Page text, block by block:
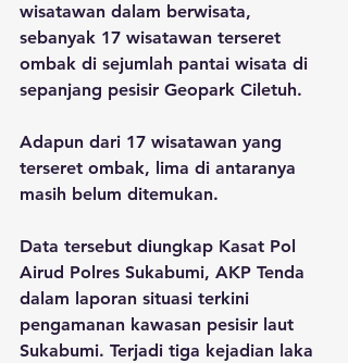
wisatawan dalam berwisata,
sebanyak 17 wisatawan terseret
ombak di sejumlah pantai wisata di
sepanjang pesisir Geopark Ciletuh.
Adapun dari 17 wisatawan yang
terseret ombak, lima di antaranya
masih belum ditemukan.
Data tersebut diungkap Kasat Pol
Airud Polres Sukabumi, AKP Tenda
dalam laporan situasi terkini
pengamanan kawasan pesisir laut
Sukabumi. Terjadi tiga kejadian laka